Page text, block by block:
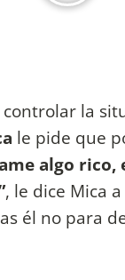
la
le pide que
algo rico,
, le dice Mica
él no para